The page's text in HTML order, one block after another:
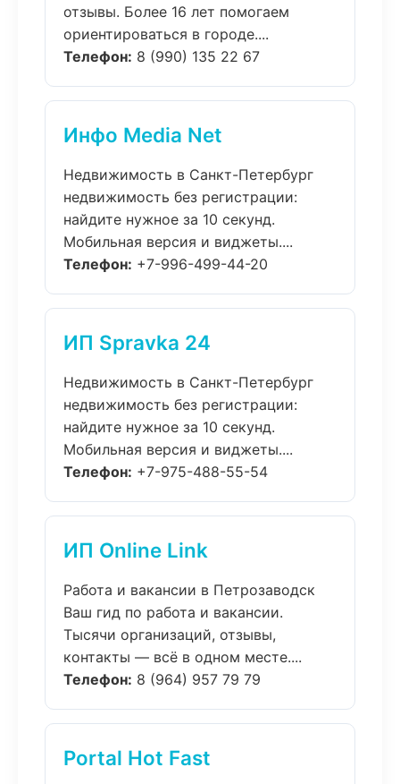
отзывы. Более 16 лет помогаем
ориентироваться в городе....
Телефон: 8 (990) 135 22 67
Инфо Media Net
Недвижимость в Санкт-Петербург
недвижимость без регистрации:
найдите нужное за 10 секунд.
Мобильная версия и виджеты....
Телефон: +7-996-499-44-20
ИП Spravka 24
Недвижимость в Санкт-Петербург
недвижимость без регистрации:
найдите нужное за 10 секунд.
Мобильная версия и виджеты....
Телефон: +7-975-488-55-54
ИП Online Link
Работа и вакансии в Петрозаводск
Ваш гид по работа и вакансии.
Тысячи организаций, отзывы,
контакты — всё в одном месте....
Телефон: 8 (964) 957 79 79
Portal Hot Fast